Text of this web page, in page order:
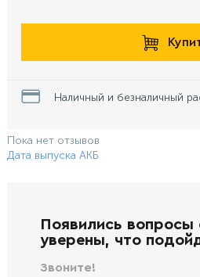
Наличный и безналичный
Пока нет отзывов
Дата выпуска АКБ
Появились вопросы
уверены, что
Звоните!